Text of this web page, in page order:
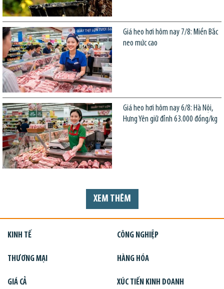
Giá heo hơi hôm nay 7/8: Miền Bắc
neo mức cao
Giá heo hơi hôm nay 6/8: Hà Nội,
Hưng Yên giữ đỉnh 63.000 đồng/kg
XEM THÊM
KINH TẾ CÔNG NGHIỆP
THƯƠNG MẠI HÀNG HÓA
GIÁ CẢ XÚC TIẾN KINH DOANH